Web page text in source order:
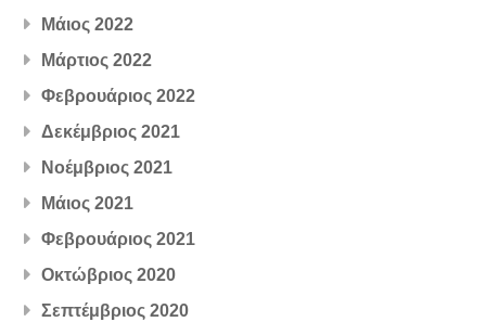
Μάιος 2022
Μάρτιος 2022
Φεβρουάριος 2022
Δεκέμβριος 2021
Νοέμβριος 2021
Μάιος 2021
Φεβρουάριος 2021
Οκτώβριος 2020
Σεπτέμβριος 2020